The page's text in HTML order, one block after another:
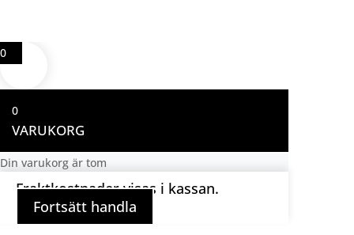
0
0
VARUKORG
Din varukorg är tom
Fraktkostnader visas i kassan.
Fortsätt handla